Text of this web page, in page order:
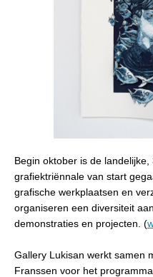
Begin oktober is de
grafiektriënnale van start
grafische werkplaatsen en
organiseren een diversiteit
demonstraties en projecten. (
Gallery Lukisan werkt samen
Franssen voor het